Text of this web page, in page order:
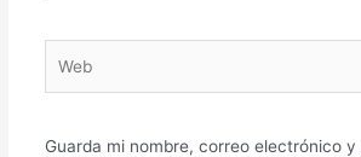
Guarda mi nombre, correo electrónico